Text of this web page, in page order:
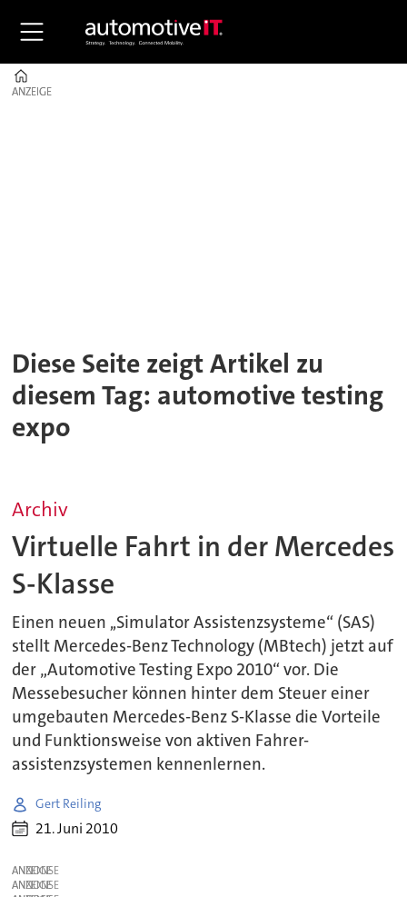
ANZEIGE
ANZEIGE
Diese Seite zeigt Artikel zu
diesem Tag: automotive testing
expo
Archiv
Virtuelle Fahrt in der Mercedes
S-Klasse
Einen neuen ,,Simulator Assistenzsysteme“ (SAS)
stellt Mercedes-Benz Technology (MBtech) jetzt auf
der „Automotive Testing Expo 2010“ vor. Die
Messebesucher können hinter dem Steuer einer
umgebauten Mercedes-Benz S-Klasse die Vorteile
und Funktionsweise von aktiven Fahrer-
assistenzsystemen kennenlernen.
Gert Reiling
21. Juni 2010
ANZEIGE
ANZEIGE